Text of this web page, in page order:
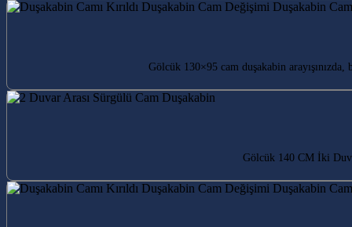
Gölcük 130×95 cam duşakabin
Gölcük 140 CM İki